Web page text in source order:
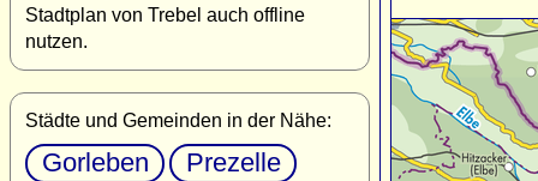
Stadtplan von Trebel auch offline
nutzen.
Städte und Gemeinden in der Nähe:
Gorleben
Prezelle